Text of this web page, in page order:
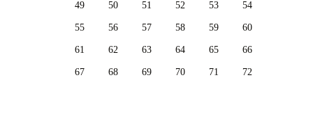
49 50 51 52 53 54
55 56 57 58 59 60
61 62 63 64 65 66
67 68 69 70 71 72